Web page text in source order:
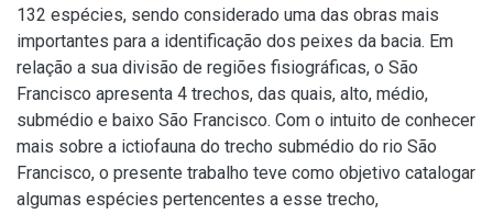
132 espécies, sendo considerado uma das obras mais
importantes para a identificação dos peixes da bacia. Em
relação a sua divisão de regiões fisiográficas, o São
Francisco apresenta 4 trechos, das quais, alto, médio,
submédio e baixo São Francisco. Com o intuito de conhecer
mais sobre a ictiofauna do trecho submédio do rio São
Francisco, o presente trabalho teve como objetivo catalogar
algumas espécies pertencentes a esse trecho,